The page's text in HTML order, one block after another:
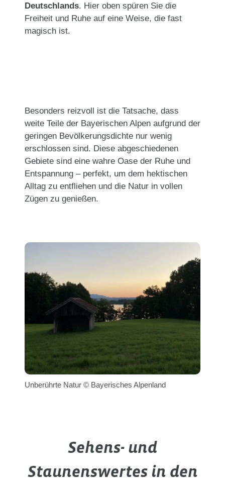
Deutschlands. Hier oben spüren Sie die
Freiheit und Ruhe auf eine Weise, die fast
magisch ist.
Besonders reizvoll ist die Tatsache, dass
weite Teile der Bayerischen Alpen aufgrund der
geringen Bevölkerungsdichte nur wenig
erschlossen sind. Diese abgeschiedenen
Gebiete sind eine wahre Oase der Ruhe und
Entspannung – perfekt, um dem hektischen
Alltag zu entfliehen und die Natur in vollen
Zügen zu genießen.
Unberührte Natur © Bayerisches Alpenland
Sehens- und
Staunenswertes in den